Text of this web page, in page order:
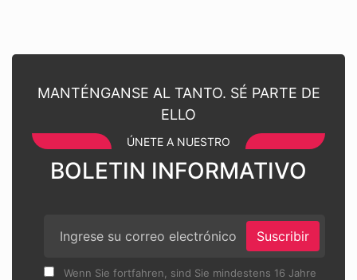
MANTÉNGANSE AL TANTO. SÉ PARTE DE
ELLO
ÚNETE A NUESTRO
BOLETIN INFORMATIVO
Suscribir
Wenn Sie fortfahren, sind Sie mindestens 16 Jahre